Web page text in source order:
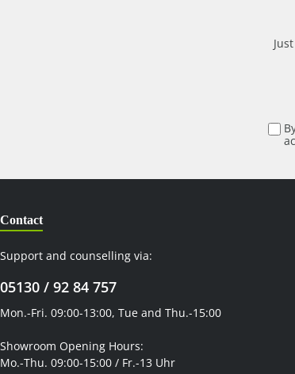
Contact
Support and counselling via:
05130 / 92 84 757
Mon.-Fri. 09:00-13:00, Tue and Thu.-15:00
Showroom Opening Hours:
Mo.-Thu. 09:00-15:00 / Fr.-13 Uhr